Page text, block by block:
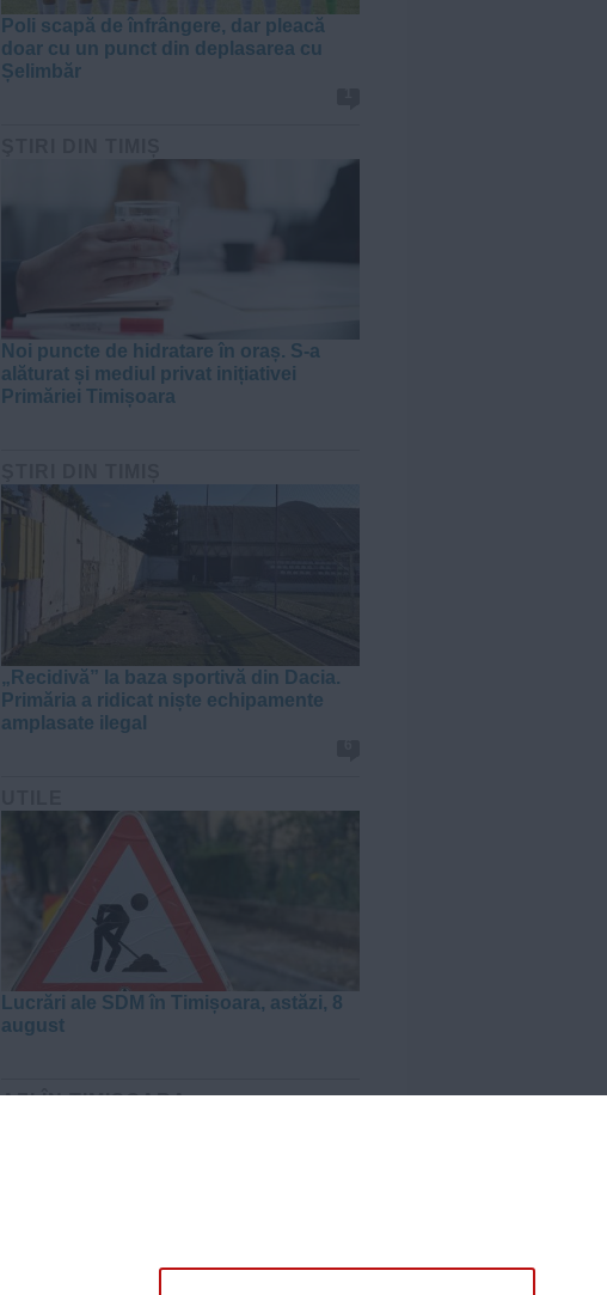
Poli scapă de înfrângere, dar pleacă
doar cu un punct din deplasarea cu
Șelimbăr
Noi puncte de hidratare în oraș. S-a
alăturat și mediul privat inițiativei
Primăriei Timișoara
„Recidivă” la baza sportivă din Dacia.
Primăria a ridicat niște echipamente
amplasate ilegal
Lucrări ale SDM în Timișoara, astăzi, 8
august
AZI ÎN TIMIȘOARA